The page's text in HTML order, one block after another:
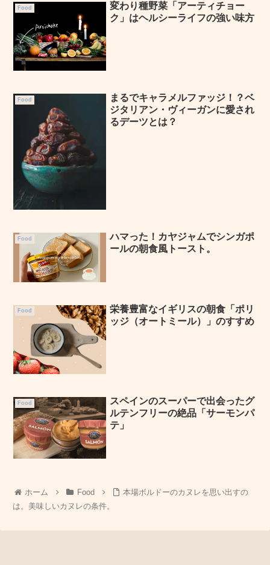
Food
変わり種野菜「アーティチョー
ク」はヘルシーライフの強い味方
Food
まるでキャラメルファッジ！？ベ
ジタリアン・ヴィーガンに愛され
るデーツとは？
Food
ハマった！カヤジャムでシンガポ
ールの朝食風トースト。
Food
栄養豊富なイギリスの朝食「ポリ
ッジ（オートミール）」のすすめ
Food
スペインのスーパーで出会ったグ
ルテンフリーの絶品「サーモンパ
テ」
ホーム Food
本場ボルドーのカヌレを思い出すの
は。美味しいカヌレの条件。